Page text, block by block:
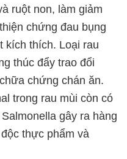
ruột non, làm giảm
chứng đau bụng
kích thích. Loại rau
thúc đẩy trao đổi
chứng chán ăn.
trong rau mùi còn có
gây ra hàng
thực phẩm và